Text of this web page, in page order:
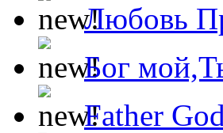
Любовь
Бог
Father